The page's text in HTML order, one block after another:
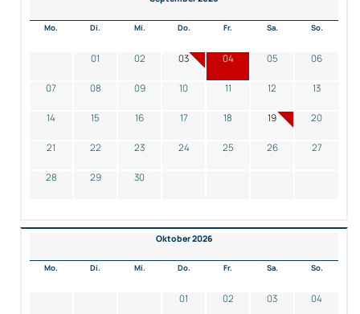
Mo. Di. Mi. Do. Fr. Sa. So.
01 02 03 04 05 06
07 08 09 10 11 12 13
14 15 16 17 18 19 20
21 22 23 24 25 26 27
28 29 30
Oktober 2026
Mo. Di. Mi. Do. Fr. Sa. So.
01 02 03 04